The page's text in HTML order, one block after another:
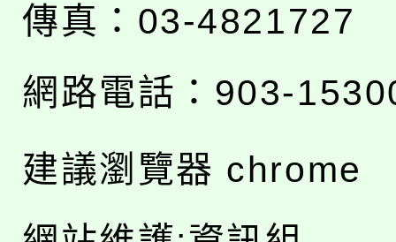
傳真：03-4821727
網路電話：903-
建議瀏覽器 chrome